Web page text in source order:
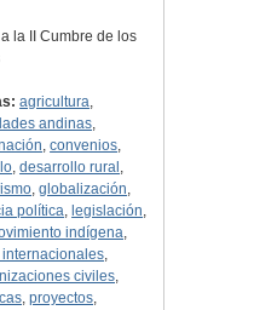
la II Cumbre de los
agricultura,
andinas,
,convenios,
,desarrollo rural ,
,globalización,
política, legislación,
indígena,
,
civiles,
, proyectos,